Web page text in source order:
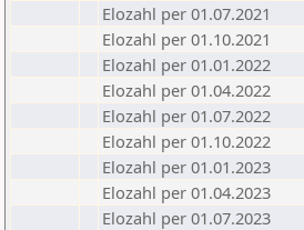
Elozahl per 01.07.2021
Elozahl per 01.10.2021
Elozahl per 01.01.2022
Elozahl per 01.04.2022
Elozahl per 01.07.2022
Elozahl per 01.10.2022
Elozahl per 01.01.2023
Elozahl per 01.04.2023
Elozahl per 01.07.2023